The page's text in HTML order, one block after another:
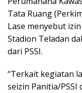
Tata Ruang
Lase menyebut
Stadion Teladan
dari PSSI.
“Terkait kegiatan
seizin Panitia/